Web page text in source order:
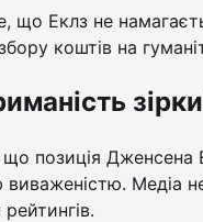
що Еклз не
коштів на
позиція Дженсена
Медіа